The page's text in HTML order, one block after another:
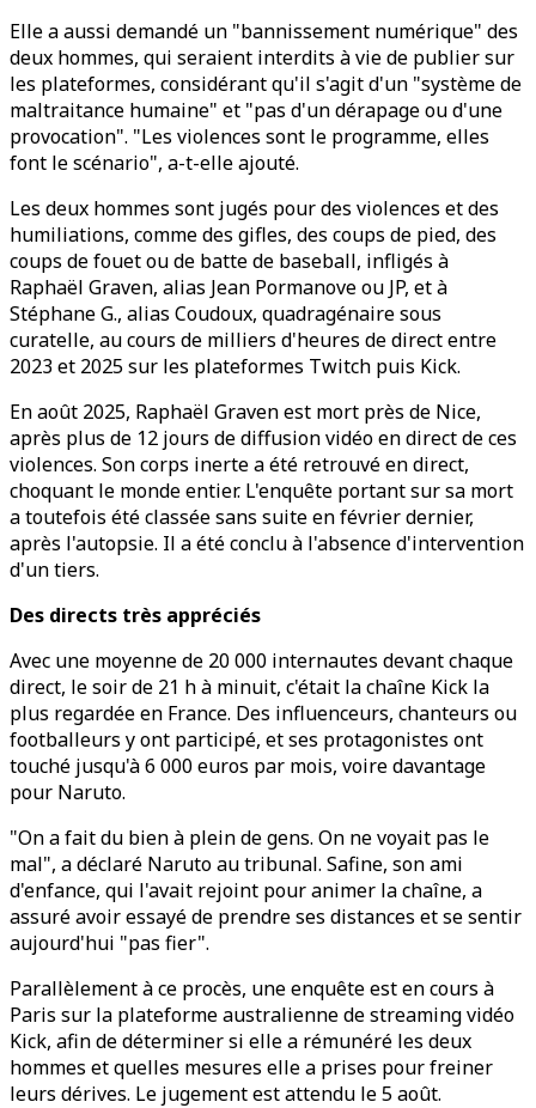
Elle a aussi demandé un "bannissement numérique" des
deux hommes, qui seraient interdits à vie de publier sur
les plateformes, considérant qu'il s'agit d'un "système de
maltraitance humaine" et "pas d'un dérapage ou d'une
provocation". "Les violences sont le programme, elles
font le scénario", a-t-elle ajouté.
Les deux hommes sont jugés pour des violences et des
humiliations, comme des gifles, des coups de pied, des
coups de fouet ou de batte de baseball, infligés à
Raphaël Graven, alias Jean Pormanove ou JP, et à
Stéphane G., alias Coudoux, quadragénaire sous
curatelle, au cours de milliers d'heures de direct entre
2023 et 2025 sur les plateformes Twitch puis Kick.
En août 2025, Raphaël Graven est mort près de Nice,
après plus de 12 jours de diffusion vidéo en direct de ces
violences. Son corps inerte a été retrouvé en direct,
choquant le monde entier. L'enquête portant sur sa mort
a toutefois été classée sans suite en février dernier,
après l'autopsie. Il a été conclu à l'absence d'intervention
d'un tiers.
Des directs très appréciés
Avec une moyenne de 20 000 internautes devant chaque
direct, le soir de 21 h à minuit, c'était la chaîne Kick la
plus regardée en France. Des influenceurs, chanteurs ou
footballeurs y ont participé, et ses protagonistes ont
touché jusqu'à 6 000 euros par mois, voire davantage
pour Naruto.
"On a fait du bien à plein de gens. On ne voyait pas le
mal", a déclaré Naruto au tribunal. Safine, son ami
d'enfance, qui l'avait rejoint pour animer la chaîne, a
assuré avoir essayé de prendre ses distances et se sentir
aujourd'hui "pas fier".
Parallèlement à ce procès, une enquête est en cours à
Paris sur la plateforme australienne de streaming vidéo
Kick, afin de déterminer si elle a rémunéré les deux
hommes et quelles mesures elle a prises pour freiner
leurs dérives. Le jugement est attendu le 5 août.